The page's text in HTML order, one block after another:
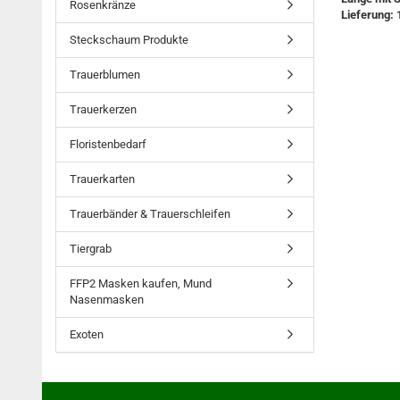
Lieferung:
Rosenkränze
Steckschaum Produkte
Trauerblumen
Trauerkerzen
Floristenbedarf
Trauerkarten
Trauerbänder & Trauerschleifen
Tiergrab
FFP2 Masken kaufen, Mund
Nasenmasken
Exoten